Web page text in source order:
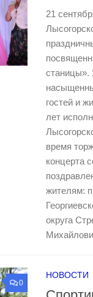
21
станицы».
гостей и
лет
время
концерта
жителям:
округа
0
НОВОСТИ